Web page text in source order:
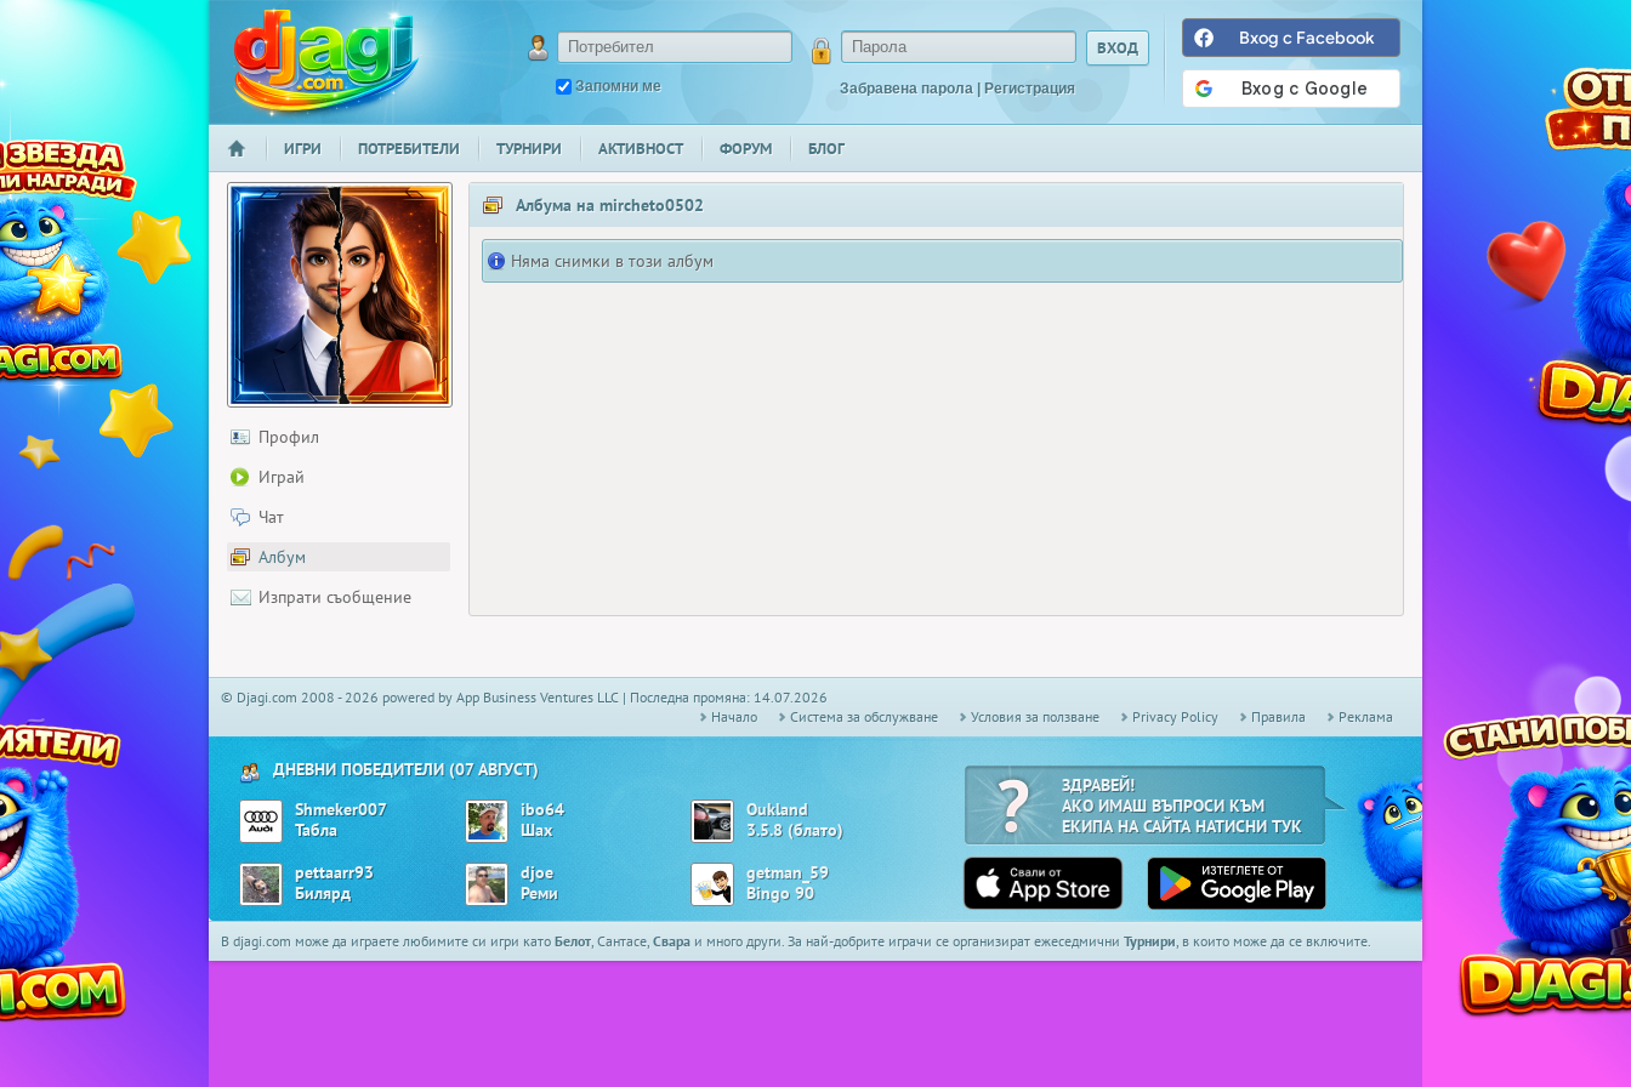
djagi.com
Запомни ме Забравена парола | Регистрация
Вход с Facebook
НАЧАЛО
ИГРИ ПОТРЕБИТЕЛИ ТУРНИРИ АКТИВНОСТ ФОРУМ БЛОГ
Профил
Играй
Чат
Албум
Изпрати съобщение
Албума на mircheto0502
Няма снимки в този албум
© Djagi.com 2008 - 2026 powered by App Business Ventures LLC | Последна промяна: 14.07.2026
Начало
Системa за обслужване Условия за ползване Privacy Policy Правила Реклама
ДНЕВНИ ПОБЕДИТЕЛИ (07 АВГУСТ)
Shmeker007
Табла
ibo64
Шах
Oukland
3.5.8 (блато)
pettaarr93
Билярд
djoe
Реми
getman_59
Bingo 90
ЗДРАВЕЙ!
АКО ИМАШ ВЪПРОСИ КЪМ
ЕКИПА НА САЙТА НАТИСНИ ТУК
В djagi.com може да играете любимите си игри като Белот, Сантасе, Свара и много други. За най-добрите играчи се организират ежеседмични Турнири, в които може да се включите.